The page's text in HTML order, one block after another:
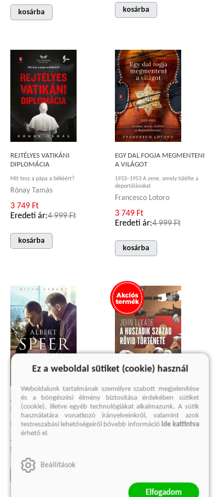
kosárba kosárba
REJTÉLYES VATIKÁNI
DIPLOMÁCIA
Mit tesz a pápa a békéért?
Rónay Tamás
3 749 Ft
Eredeti ár:4 999 Ft
kosárba
EGY DAL FOGJA MEGMENTENI
A VILÁGOT
1933–1953 A zene, amely túlélte a
deportálásokat
Francesco Lotoro
3 749 Ft
Eredeti ár:4 999 Ft
kosárba
ALBERT SPEER KÜZDELME AZ
IGAZSÁGGAL
Gitta Sereny
4 499 Ft
Eredeti ár:
kosárba
A HUSZADIK SZÁZAD RÖVID
TÖRTÉNETE
John Lukacs
kosárba
Ez a weboldal sütiket (cookie) használ
Weboldalunk tartalmának személyre szabott megjelenítése
és a böngészési élmény biztosítása érdekében sütiket
(cookie), illetve egyéb technológiákat alkalmazunk. A sütik
használatára vonatkozó irányelveinkről, valamint azok
testreszabási lehetőségeiről bővebb információ ide kattintva
érhető el.
Beállítások
Elfogadom